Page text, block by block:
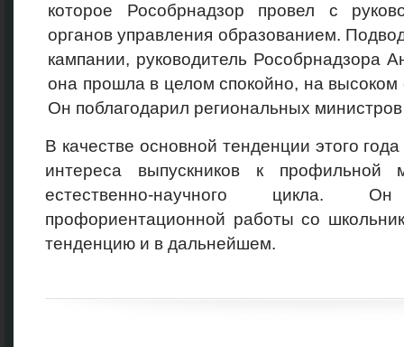
которое Рособрнадзор провел с
органов управления образованием.
кампании, руководитель Рособрнадзора
она прошла в целом спокойно, на высоком
Он поблагодарил региональных
В качестве основной тенденции этого
интереса выпускников к профильной
естественно-научного цикла.
профориентационной работы со
тенденцию и в дальнейшем.